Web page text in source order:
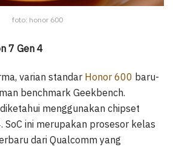
foto: honor 600
7 Gen 4
varian standar Honor 600 baru-
benchmark Geekbench.
menggunakan chipset
SoC ini merupakan prosesor kelas
dari Qualcomm yang